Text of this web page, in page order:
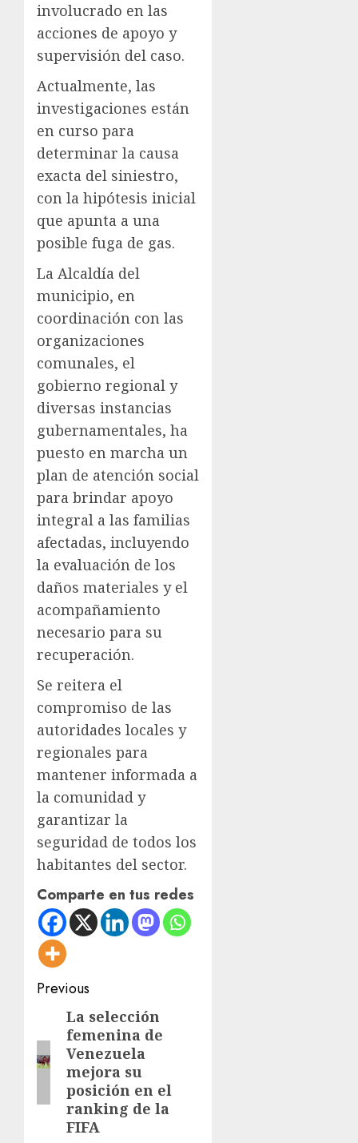
involucrado en las
acciones de apoyo y
supervisión del caso.
Actualmente, las
investigaciones están
en curso para
determinar la causa
exacta del siniestro,
con la hipótesis inicial
que apunta a una
posible fuga de gas.
La Alcaldía del
municipio, en
coordinación con las
organizaciones
comunales, el
gobierno regional y
diversas instancias
gubernamentales, ha
puesto en marcha un
plan de atención social
para brindar apoyo
integral a las familias
afectadas, incluyendo
la evaluación de los
daños materiales y el
acompañamiento
necesario para su
recuperación.
Se reitera el
compromiso de las
autoridades locales y
regionales para
mantener informada a
la comunidad y
garantizar la
seguridad de todos los
habitantes del sector.
Comparte en tus redes
Post
navigation
Previous
Previous
post:
La selección
femenina de
Venezuela
mejora su
posición en el
ranking de la
FIFA